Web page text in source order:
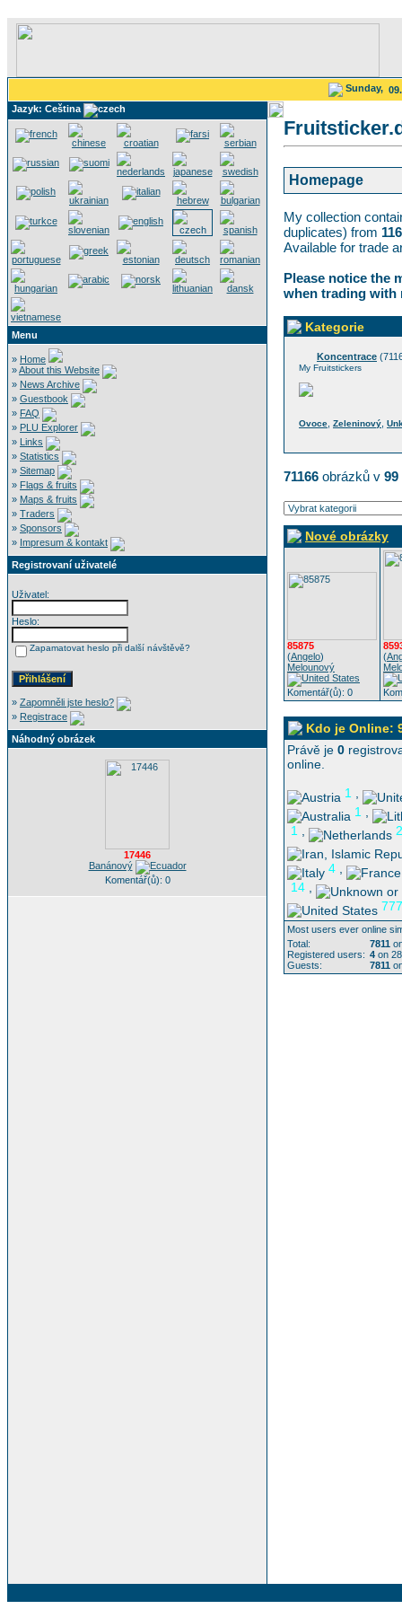
Sunday,
Jazyk: Ceština
Menu
» Home
»About this Website
» News Archive
» Guestbook
» FAQ
» PLU Explorer
» Links
» Statistics
» Sitemap
» Flags & fruits
» Maps & fruits
» Traders
» Sponsors
» Impresum & kontakt
Registrovaní uživatelé
Uživatel:
Heslo:
Zapamatovat heslo při další návštěvě?
» Zapomněli jste heslo?
» Registrace
Náhodný obrázek
17446
Banánový
Komentář(ů): 0
Homepage
My collection
duplicates) from 116
Available for trade
Please notice the
when trading with
Kategorie
Koncentrace
My Fruitstickers
Ovoce Zeleninový
71166 obrázků v 99
Nové obrázky
85875
(Angelo)
Melounový
Komentář(ů): 0
(
Kdo je Online:
Právě je 0
online.
1
1
1
2
4
14
777
Most users ever online
Total:
Registered users:
Guests:
7811
4 on
7811